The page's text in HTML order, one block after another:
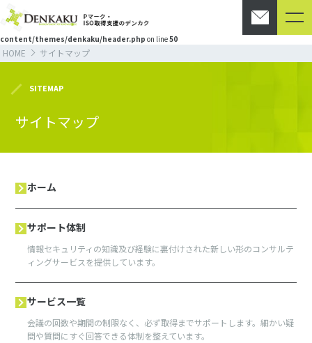
Warning: Undefined array key "HTTP_ACCEPT_LANGUAGE" in
/home/c0858090/public_html/denkaku.com/wp-
content/themes/denkaku/header.php on line50
HOME サイトマップ
SITEMAP
サイトマップ
ホーム
サポート体制
情報セキュリティの知識及び経験に裏付けされた新しい形のコンサルテ
ィングサービスを提供しています。
サービス一覧
会議の回数や期間の制限なく、必ず取得までサポートします。細かい疑
問や質問にすぐ回答できる体制を整えています。